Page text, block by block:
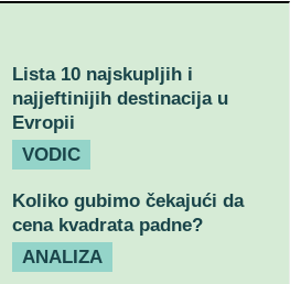
Lista 10 najskupljih i
najjeftinijih destinacija u
Evropii
VODIC
Koliko gubimo čekajući da
cena kvadrata padne?
ANALIZA